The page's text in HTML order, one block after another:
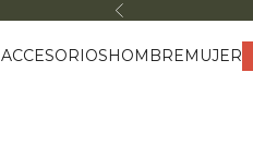
Anterior
ACCESORIOSHOMBREMUJER